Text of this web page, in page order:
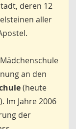
deren 12
aller
an den
(heute
Im Jahre 2006
der